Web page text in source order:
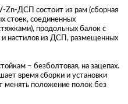
Zn-ДСП состоит из рам (сборная
стоек, соединенных
продольных балок с
и настилов из ДСП, размещенных
– безболтовая, на зацепах.
время сборки и установки
менять положение полок без